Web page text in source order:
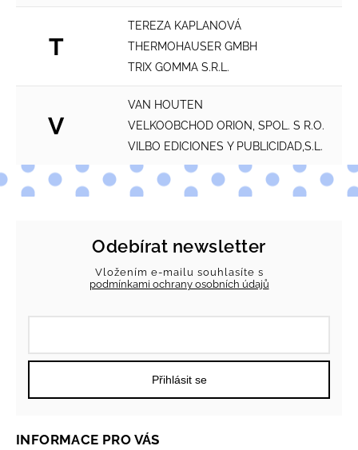
T
TEREZA KAPLANOVÁ
THERMOHAUSER GMBH
TRIX GOMMA S.R.L.
V
VAN HOUTEN
VELKOOBCHOD ORION, SPOL. S R.O.
VILBO EDICIONES Y PUBLICIDAD,S.L.
Odebírat newsletter
Vložením e-mailu souhlasíte s
podmínkami ochrany osobních údajů
Přihlásit se
INFORMACE PRO VÁS